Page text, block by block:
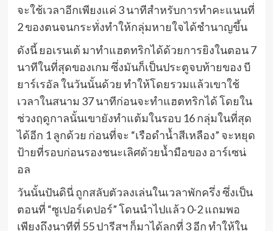
จะใช้เวลาอีกเพียงแค่ 3 นาทีสำหรับการทำคะแนนที่
2 ของตนจนกระทั่งทำให้กลุ่มหายใจได้ชำนาญขึ้น
ดังนี้ ยอเรนเต้ มาทำแฮตทริกได้ด้วยการยิงในตอน 7
นาทีในที่สุดของเกม ซึ่งมันก็เป็นประตูจบท้ายของ บี
ยาร์เรอัล ในวันนั้นด้วย ทำให้โดยรวมแล้วเขาใช้
เวลาในสนาม 37 นาทีก่อนจะทำแฮตทริกได้ โดยใน
ช่วงฤดูกาลนั้นเขายังทำแต้มในรอบ 16 กลุ่มในที่สุด
ได้อีก 1 ลูกด้วย ก่อนที่จะ “เรือดำน้ำสีเหลือง” จะหยุด
ป้ายที่รอบก่อนรองชนะเลิศด้วยน้ำมือของ อาร์เซน่
อล
วันนั้นปันดินี่ ถูกสลับตัวลงเล่นในเวลาพักครึ่ง ซึ่งเป็น
ตอนที่ “ซูเปอร์เดปอร์” โดนนำไปแล้ว 0-2 แถมพอ
เพียงถึงนาทีที่ 55 ปารีสฯ ก็มาได้ลูกที่ 3 อีก ทำให้ใน